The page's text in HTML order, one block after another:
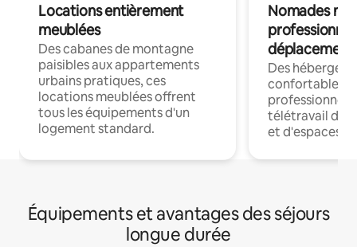
Locations entièrement
meublées
Des cabanes de montagne
paisibles aux appartements
urbains pratiques, ces
locations meublées offrent
tous les équipements d'un
logement standard.
Nomades
déplacement
Des
confortables
professionnels
télétravail
et d'espaces
Équipements et avantages des séjours
longue durée